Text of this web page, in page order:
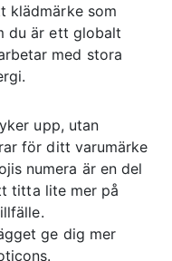
klädmärke som
du är ett globalt
med stora
upp, utan
för ditt varumärke
numera är en del
titta lite mer på
ge dig mer